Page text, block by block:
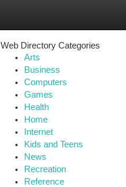
Web Directory Categories
Arts
Business
Computers
Games
Health
Home
Internet
Kids and Teens
News
Recreation
Reference